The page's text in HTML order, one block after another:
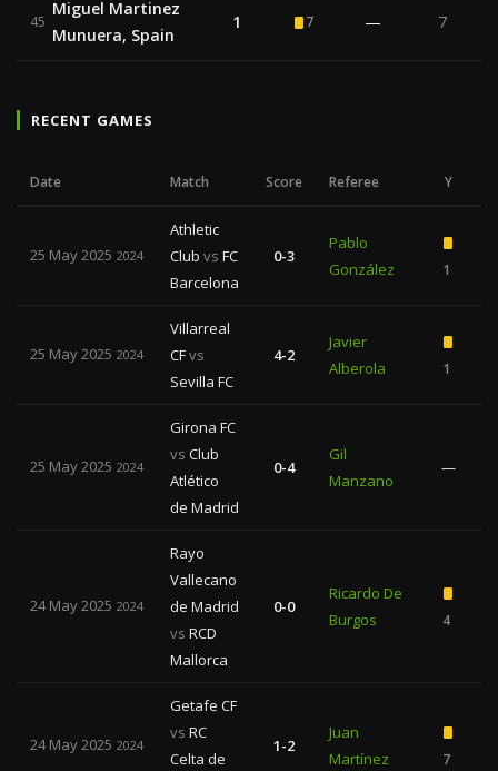
45
Miguel Martinez
Munuera, Spain
1 7 — 7
RECENT GAMES
Date Match Score Referee Y
25 May 2025 2024
Athletic
Club vs FC
Barcelona
0-3
Pablo
González
1
25 May 2025 2024
Villarreal
CFvs
Sevilla FC
4-2
Javier
Alberola
1
25 May 2025 2024
Girona FC
vs Club
Atlético
de Madrid
0-4
Gil
Manzano
—
24 May 2025 2024
Rayo
Vallecano
de Madrid
vs RCD
Mallorca
0-0
Ricardo De
Burgos
4
24 May 2025 2024
Getafe CF
vs RC
Celta de
1-2
Juan
Martínez
7